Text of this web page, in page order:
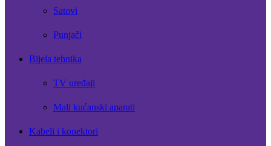
Satovi
Punjači
Bijela tehnika
TV uređaji
Mali kućanski aparati
Kabeli i konektori